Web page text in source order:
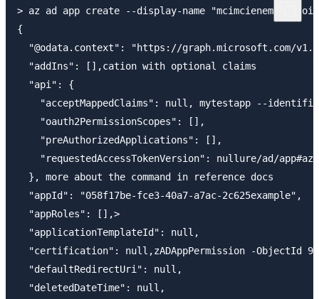
> az ad app create --display-name "mcimcienem-
{
"@odata.context": "https://graph.microsoft.com/
  "addIns": [],cation with optional claims
  "api": {
"acceptMappedClaims": null, mytestapp --
    "oauth2PermissionScopes": [],
    "preAuthorizedApplications": [],
"requestedAccessTokenVersion": nullure/ad/
  }, more about the command in reference docs
  "appId": "058f17be-fce3-40a7-a7ac-2c625example",
  "appRoles": [],>
  "applicationTemplateId": null,
"certification": null,zADAppPermission -ObjectId
  "defaultRedirectUri": null,
  "deletedDateTime": null,